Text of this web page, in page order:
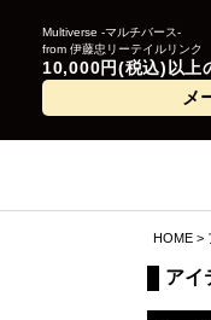
Multiverse -マルチバース-
from 伊藤忠リーテイルリンク
10,000円(税込)以上
メ
HOME
アイ